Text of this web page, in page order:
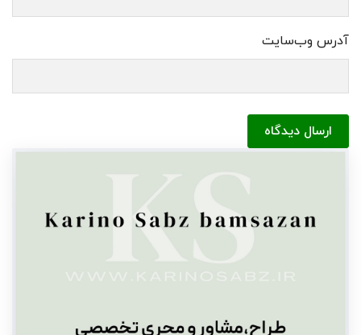
آدرس وب‌سایت
ارسال دیدگاه